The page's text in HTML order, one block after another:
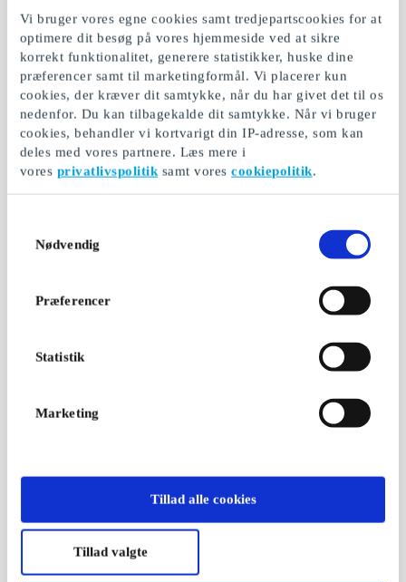
Vi bruger vores egne cookies samt tredjepartscookies for at
optimere dit besøg på vores hjemmeside ved at sikre
korrekt funktionalitet, generere statistikker, huske dine
præferencer samt til marketingformål. Vi placerer kun
cookies, der kræver dit samtykke, når du har givet det til os
nedenfor. Du kan tilbagekalde dit samtykke. Når vi bruger
cookies, behandler vi kortvarigt din IP-adresse, som kan
deles med vores partnere. Læs mere i
vores privatlivspolitik samt vorescookiepolitik.
Nødvendig
Præferencer
Statistik
Marketing
Tillad alle cookies
Tillad valgte